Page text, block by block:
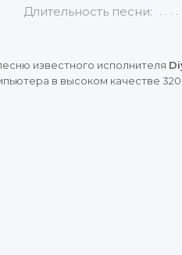
Длительность песни:
известного исполнителя
в высоком качестве 320